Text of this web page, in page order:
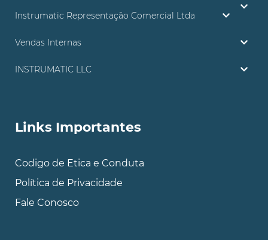
Instrumatic Representação Comercial Ltda
Vendas Internas
INSTRUMATIC LLC
Links Importantes
Codigo de Etica e Conduta
Política de Privacidade
Fale Conosco